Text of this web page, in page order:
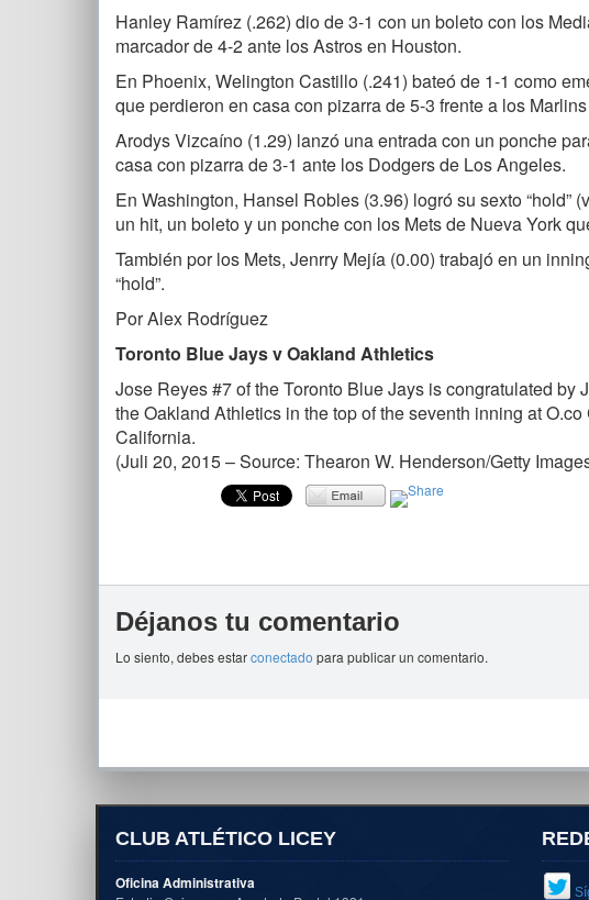
Hanley Ramírez (.262) dio de 3-1 con un boleto con los
marcador de 4-2 ante los Astros en Houston.
En Phoenix, Welington Castillo (.241) bateó de 1-1 como
que perdieron en casa con pizarra de 5-3 frente a los
Arodys Vizcaíno (1.29) lanzó una entrada con un ponche
casa con pizarra de 3-1 ante los Dodgers de Los Angeles.
En Washington, Hansel Robles (3.96) logró su sexto “hold”
un hit, un boleto y un ponche con los Mets de Nueva York
También por los Mets, Jenrry Mejía (0.00) trabajó en un
“hold”.
Por Alex Rodríguez
Toronto Blue Jays v Oakland Athletics
Jose Reyes #7 of the Toronto Blue Jays is congratulated by
the Oakland Athletics in the top of the seventh inning at
California.
(Juli 20, 2015 – Source: Thearon W. Henderson/Getty
Déjanos tu comentario
Lo siento, debes estarconectado para publicar un comentario.
CLUB ATLÉTICO LICEY
Oficina Administrativa